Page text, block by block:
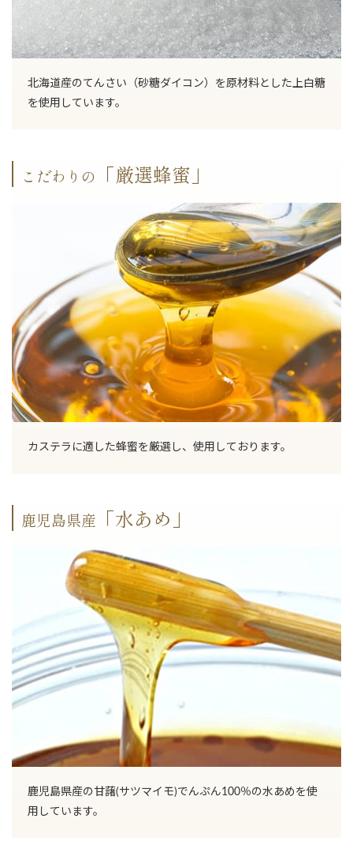
北海道産のてんさい（砂糖ダイコン）を原材料とした上白糖
を使用しています。
こだわりの 「厳選蜂蜜」
カステラに適した蜂蜜を厳選し、使用しております。
鹿児島県産 「水あめ」
鹿児島県産の甘藷(サツマイモ)でんぷん100％の水あめを使
用しています。